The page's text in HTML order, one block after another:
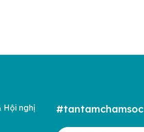
Hội nghị
#tantamchamsoc